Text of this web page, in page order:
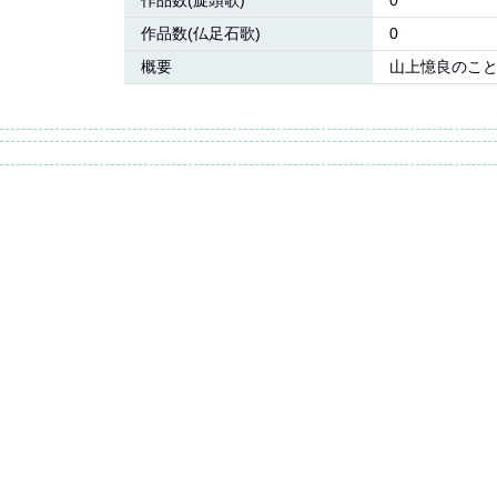
作品数(仏足石歌)
0
概要
山上憶良のこ